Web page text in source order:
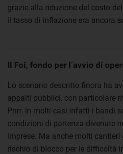
grazie alla riduzione del costo
il tasso di inflazione era ancora
Il Foi, fondo per l’avvio di
Lo scenario descritto finora ha
appalti pubblici, con particolare
Pnrr. In molti casi infatti i bandi
condizioni di partenza divenute
imprese. Ma anche molti
rischio di blocco per le difficoltà